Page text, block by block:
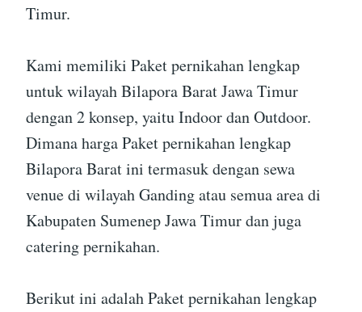
Timur.
Kami memiliki Paket pernikahan lengkap
untuk wilayah Bilapora Barat Jawa Timur
dengan 2 konsep, yaitu Indoor dan Outdoor.
Dimana harga Paket pernikahan lengkap
Bilapora Barat ini termasuk dengan sewa
venue di wilayah Ganding atau semua area di
Kabupaten Sumenep Jawa Timur dan juga
catering pernikahan.
Berikut ini adalah Paket pernikahan lengkap